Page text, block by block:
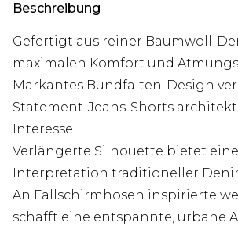
Beschreibung
Gefertigt aus reiner Baumwoll-
maximalen Komfort und
Markantes Bundfalten-Design
Statement-Jeans-Shorts
Interesse
Verlängerte Silhouette bietet
Interpretation traditioneller
An Fallschirmhosen inspirierte
schafft eine entspannte, urbane